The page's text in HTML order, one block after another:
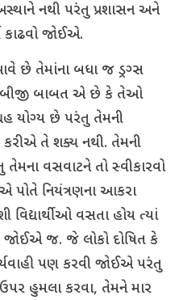
નથી પરંતુ પ્રશાસન અને
કાઢવો જોઈએ.
છે તેમાંના બધા જ ડ્રગ્સ
બીજી બાબત એ છે કે તેઓ
યોગ્ય છે પરંતુ તેમની
તે શક્ય નથી. તેમની
તેમના વસવાટને તો સ્વીકારવો
પોતે નિયંત્રણના આકરા
વસતા હોય ત્યાં
જ. જે લોકો દોષિત કે
પણ કરવી જોઈએ પરંતુ
હુમલા કરવા, તેમને માર